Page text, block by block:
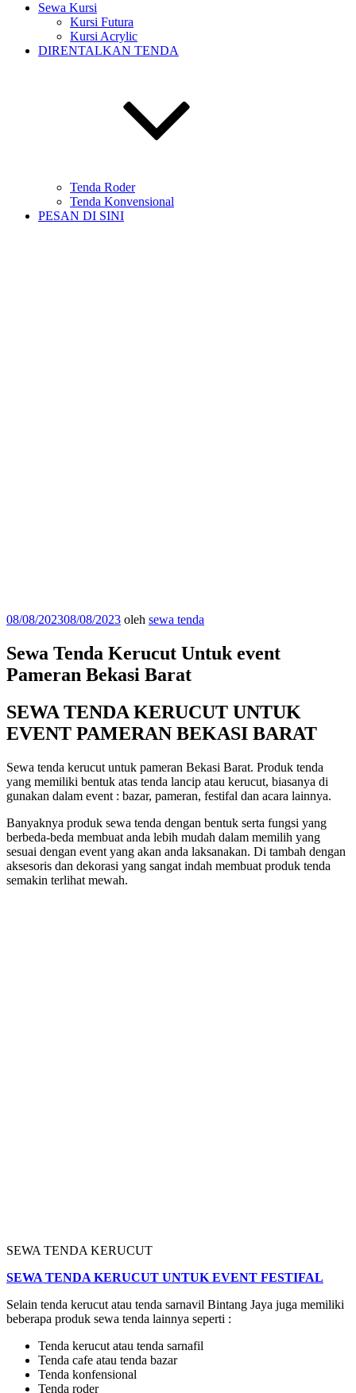
Sewa Kursi
Kursi Futura
Kursi Acrylic
DIRENTALKAN TENDA
Tenda Roder
Tenda Konvensional
PESAN DI SINI
Diposkan
08/08/202308/08/2023 oleh sewa tenda
Sewa Tenda Kerucut Untuk event
Pameran Bekasi Barat
SEWA TENDA KERUCUT UNTUK
EVENT PAMERAN BEKASI BARAT
Sewa tenda kerucut untuk pameran Bekasi Barat. Produk tenda
yang memiliki bentuk atas tenda lancip atau kerucut, biasanya di
gunakan dalam event : bazar, pameran, festifal dan acara lainnya.
Banyaknya produk sewa tenda dengan bentuk serta fungsi yang
berbeda-beda membuat anda lebih mudah dalam memilih yang
sesuai dengan event yang akan anda laksanakan. Di tambah dengan
aksesoris dan dekorasi yang sangat indah membuat produk tenda
semakin terlihat mewah.
SEWA TENDA KERUCUT
SEWA TENDA KERUCUT UNTUK EVENT FESTIFAL
Selain tenda kerucut atau tenda sarnavil Bintang Jaya juga memiliki
beberapa produk sewa tenda lainnya seperti :
Tenda kerucut atau tenda sarnafil
Tenda cafe atau tenda bazar
Tenda konfensional
Tenda roder